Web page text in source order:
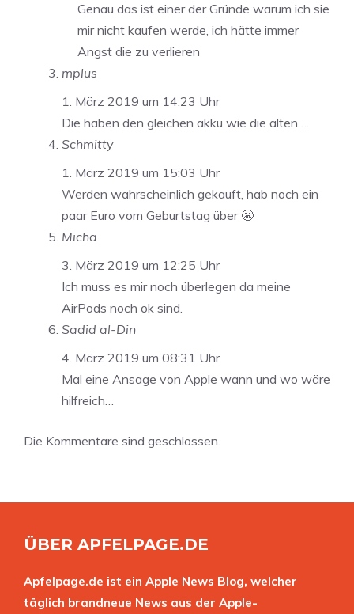
Genau das ist einer der Gründe warum ich sie
mir nicht kaufen werde, ich hätte immer
Angst die zu verlieren
mplus
1. März 2019 um 14:23 Uhr
Die haben den gleichen akku wie die alten….
Schmitty
1. März 2019 um 15:03 Uhr
Werden wahrscheinlich gekauft, hab noch ein
paar Euro vom Geburtstag über 😬
Micha
3. März 2019 um 12:25 Uhr
Ich muss es mir noch überlegen da meine
AirPods noch ok sind.
Sadid al-Din
4. März 2019 um 08:31 Uhr
Mal eine Ansage von Apple wann und wo wäre
hilfreich…
Die Kommentare sind geschlossen.
ÜBER APFELPAGE.DE
Apfelpage.de ist ein Apple News Blog, welcher
täglich brandneue News aus der Apple-